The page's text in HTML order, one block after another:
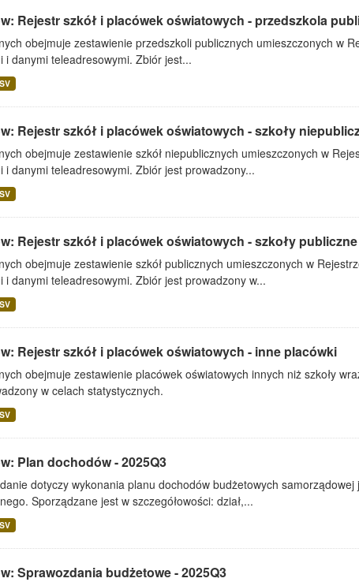
Rejestr szkół i placówek oświatowych - przedszkola
obejmuje zestawienie przedszkoli publicznych umieszczonych w
i danymi teleadresowymi. Zbiór jest...
Rejestr szkół i placówek oświatowych - szkoły
obejmuje zestawienie szkół niepublicznych umieszczonych w
i danymi teleadresowymi. Zbiór jest prowadzony...
Rejestr szkół i placówek oświatowych - szkoły publiczne
obejmuje zestawienie szkół publicznych umieszczonych w
i danymi teleadresowymi. Zbiór jest prowadzony w...
Rejestr szkół i placówek oświatowych - inne placówki
obejmuje zestawienie placówek oświatowych innych niż szkoły
w celach statystycznych.
Plan dochodów - 2025Q3
dotyczy wykonania planu dochodów budżetowych
Sporządzane jest w szczegółowości: dział,...
Sprawozdania budżetowe - 2025Q3